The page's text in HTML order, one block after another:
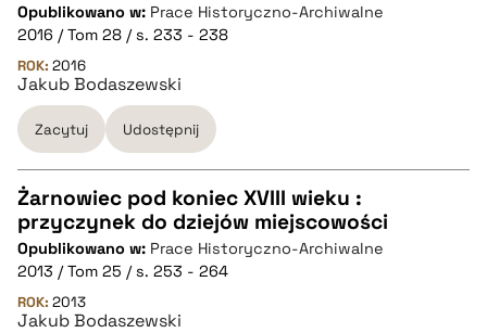
CZYSTY TEKST
pobierz cytat
BIBTEX
pobierz cytat
Opublikowano w: Prace Historyczno-Archiwalne
2016 / Tom 28 / s. 233 - 238
ROK: 2016
Jakub Bodaszewski
Zacytuj Udostępnij
CZYSTY TEKST
pobierz cytat
Żarnowiec pod koniec XVIII wieku :
przyczynek do dziejów miejscowości
Opublikowano w: Prace Historyczno-Archiwalne
2013 / Tom 25 / s. 253 - 264
ROK: 2013
Jakub Bodaszewski